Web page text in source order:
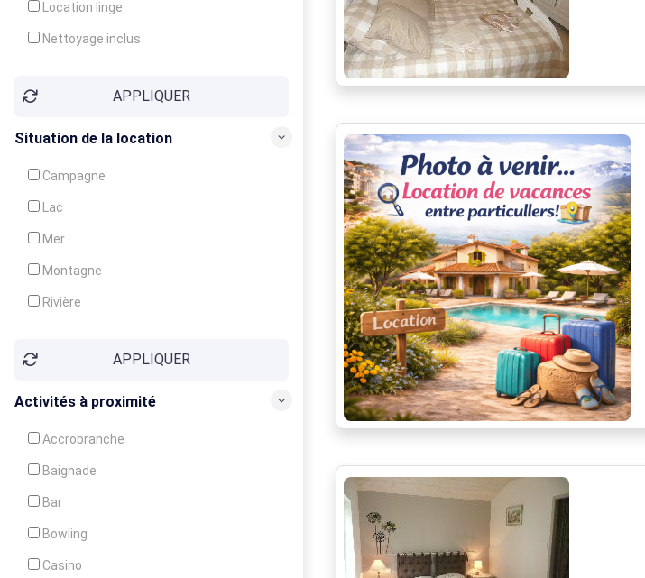
Location linge
Nettoyage inclus
Garde d'enfants
Crèche
APPLIQUER
Situation de la location
Campagne
Lac
Mer
Montagne
Rivière
APPLIQUER
Activités à proximité
Accrobranche
Baignade
Bar
Bowling
Casino